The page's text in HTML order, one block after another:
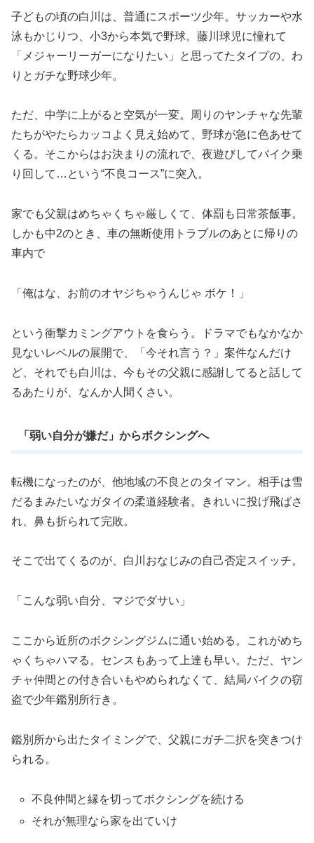
子どもの頃の白川は、普通にスポーツ少年。サッカーや水
泳もかじりつ、小3から本気で野球。藤川球児に憧れて
「メジャーリーガーになりたい」と思ってたタイプの、わ
りとガチな野球少年。
ただ、中学に上がると空気が一変。周りのヤンチャな先輩
たちがやたらカッコよく見え始めて、野球が急に色あせて
くる。そこからはお決まりの流れで、夜遊びしてバイク乗
り回して…という“不良コース”に突入。
家でも父親はめちゃくちゃ厳しくて、体罰も日常茶飯事。
しかも中2のとき、車の無断使用トラブルのあとに帰りの
車内で
「俺はな、お前のオヤジちゃうんじゃ ボケ！」
という衝撃カミングアウトを食らう。ドラマでもなかなか
見ないレベルの展開で、「今それ言う？」案件なんだけ
ど、それでも白川は、今もその父親に感謝してると話して
るあたりが、なんか人間くさい。
「弱い自分が嫌だ」からボクシングへ
転機になったのが、他地域の不良とのタイマン。相手は雪
だるまみたいなガタイの柔道経験者。きれいに投げ飛ばさ
れ、鼻も折られて完敗。
そこで出てくるのが、白川おなじみの自己否定スイッチ。
「こんな弱い自分、マジでダサい」
ここから近所のボクシングジムに通い始める。これがめち
ゃくちゃハマる。センスもあって上達も早い。ただ、ヤン
チャ仲間との付き合いもやめられなくて、結局バイクの窃
盗で少年鑑別所行き。
鑑別所から出たタイミングで、父親にガチ二択を突きつけ
られる。
不良仲間と縁を切ってボクシングを続ける
それが無理なら家を出ていけ